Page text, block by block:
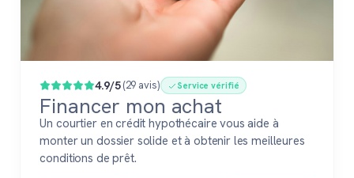
4.9/5(29 avis) Service vérifié
Financer mon achat
Un courtier en crédit hypothécaire vous aide à
monter un dossier solide et à obtenir les meilleures
conditions de prêt.